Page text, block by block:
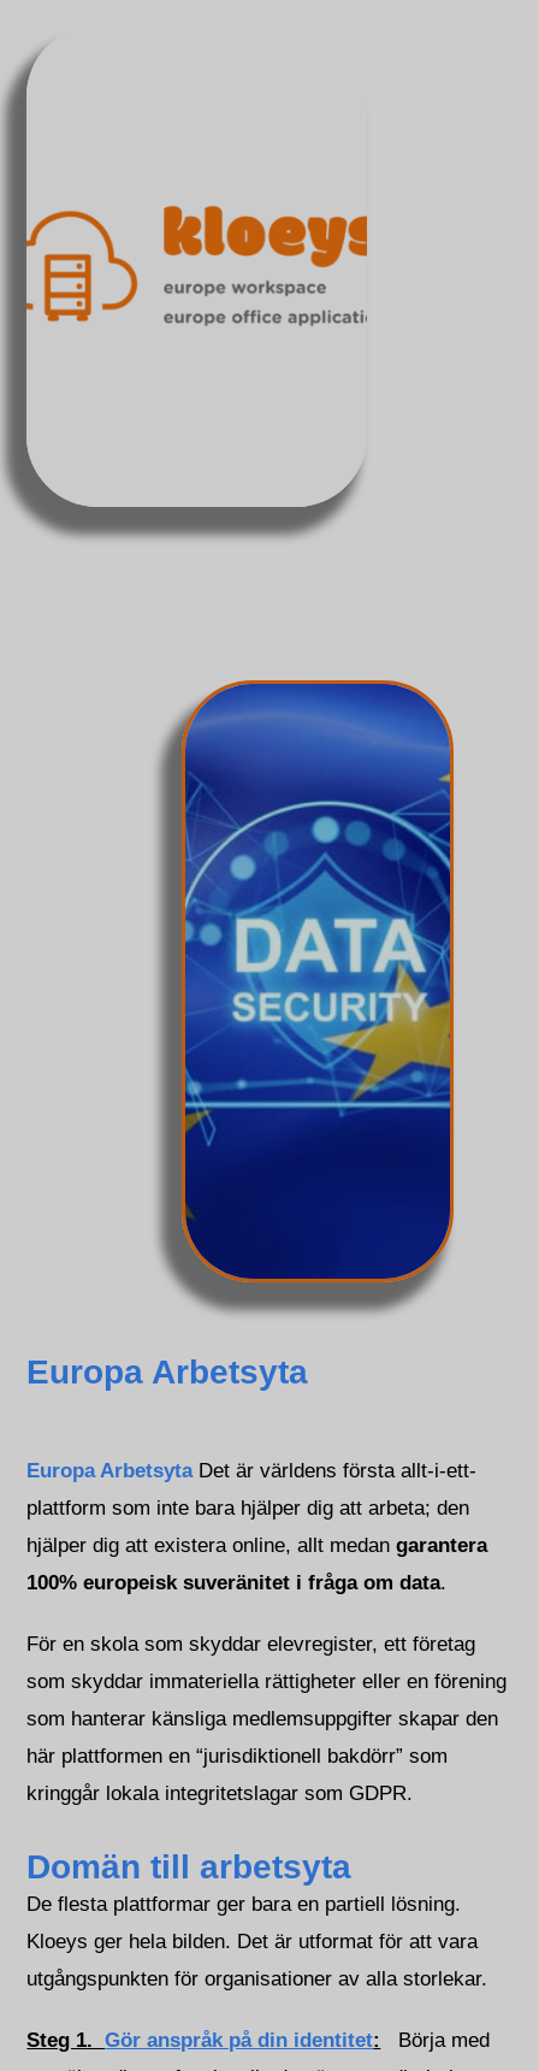
Europa Arbetsyta
Europa ArbetsytaDet är världens första allt-i-ett-
plattform som inte bara hjälper dig att arbeta; den
hjälper dig attexisteraonline, allt medangarantera
100% europeisk suveränitet i fråga om data.
För en skola som skyddar elevregister, ett företag
som skyddar immateriella rättigheter eller en förening
som hanterar känsliga medlemsuppgifter skapar den
här plattformen en “jurisdiktionell bakdörr” som
kringgår lokala integritetslagar som GDPR.
Domän till arbetsyta
De flesta plattformar ger bara en partiell lösning.
Kloeys ger hela bilden. Det är utformat för att vara
utgångspunkten för organisationer av alla storlekar.
Steg 1.Gör anspråk på din identitet:
Börja med